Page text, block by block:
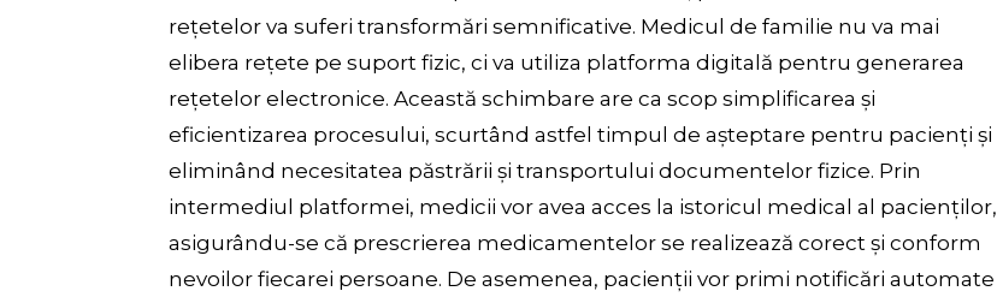
rețetelor va suferi transformări semnificative. Medicul de familie nu va mai
elibera rețete pe suport fizic, ci va utiliza platforma digitală pentru generarea
rețetelor electronice. Această schimbare are ca scop simplificarea și
eficientizarea procesului, scurtând astfel timpul de așteptare pentru pacienți și
eliminând necesitatea păstrării și transportului documentelor fizice. Prin
intermediul platformei, medicii vor avea acces la istoricul medical al pacienților,
asigurându-se că prescrierea medicamentelor se realizează corect și conform
nevoilor fiecarei persoane. De asemenea, pacienții vor primi notificări automate